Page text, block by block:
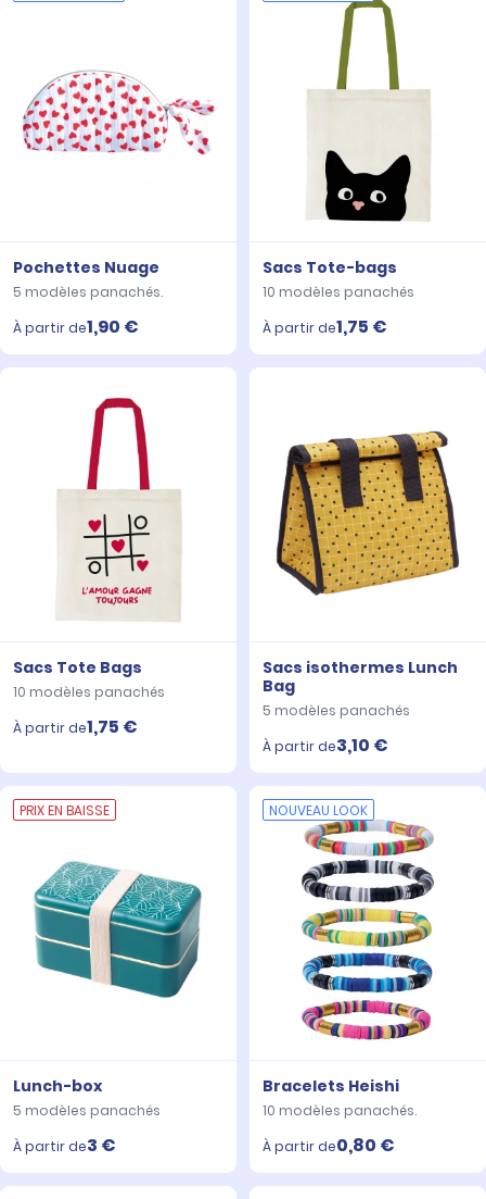
Pochettes Nuage
5 modèles panachés.
À partir de1,90 €
Sacs Tote-bags
10 modèles panachés
À partir de1,75 €
Sacs Tote Bags
10 modèles panachés
À partir de1,75 €
Sacs isothermes Lunch
Bag
5 modèles panachés
À partir de3,10 €
PRIX EN BAISSE
Lunch-box
5 modèles panachés
À partir de3 €
NOUVEAU LOOK
Bracelets Heishi
10 modèles panachés.
À partir de0,80 €